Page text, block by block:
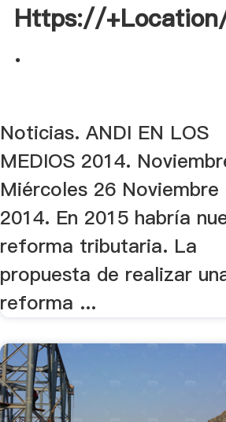
Https://
.
Noticias. ANDI EN LOS
MEDIOS 2014.
Miércoles 26 Noviembre
2014. En 2015 habría
reforma tributaria. La
propuesta de realizar
reforma ...